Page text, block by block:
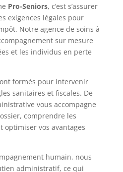
Pro-Seniors, c’est s’assurer
exigences légales pour
Notre agence de soins à
sur mesure
et les individus en perte
formés pour intervenir
sanitaires et fiscales. De
vous accompagne
comprendre les
optimiser vos avantages
humain, nous
administratif, ce qui